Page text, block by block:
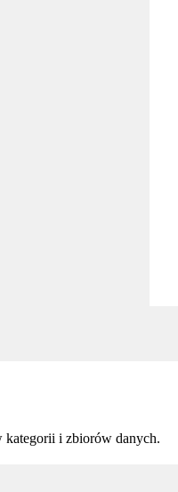
kategorii i zbiorów danych.